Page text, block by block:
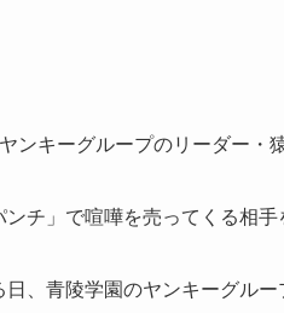
ンキーグループのリーダー・
ンチ」で喧嘩を売ってくる相
、青陵学園のヤンキーグルー